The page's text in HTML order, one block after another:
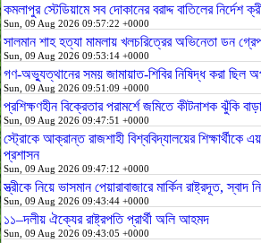
কমলাপুর স্টেডিয়ামে সব দোকানের বরাদ্দ বাতিলের নির্দেশ
Sun, 09 Aug 2026 09:57:22 +0000
সালমান শাহ হত্যা মামলায় খলচরিত্রের অভিনেতা ডন
Sun, 09 Aug 2026 09:53:14 +0000
গণ-অভ্যুত্থানের সময় জামায়াত-শিবির নিষিদ্ধ করা ছিল
Sun, 09 Aug 2026 09:51:09 +0000
প্রশিক্ষণহীন বিক্রেতার পরামর্শে জমিতে কীটনাশক ঝুঁকি
Sun, 09 Aug 2026 09:47:51 +0000
স্ট্রোকে আক্রান্ত রাজশাহী বিশ্ববিদ্যালয়ের শিক্ষার্থীকে
প্রশাসন
Sun, 09 Aug 2026 09:47:12 +0000
স্ত্রীকে নিয়ে ভাসমান পেয়ারাবাজারে মার্কিন রাষ্ট্রদূত, স্বাদ
Sun, 09 Aug 2026 09:43:44 +0000
১১–দলীয় ঐক্যের রাষ্ট্রপতি প্রার্থী অলি আহমদ
Sun, 09 Aug 2026 09:43:05 +0000